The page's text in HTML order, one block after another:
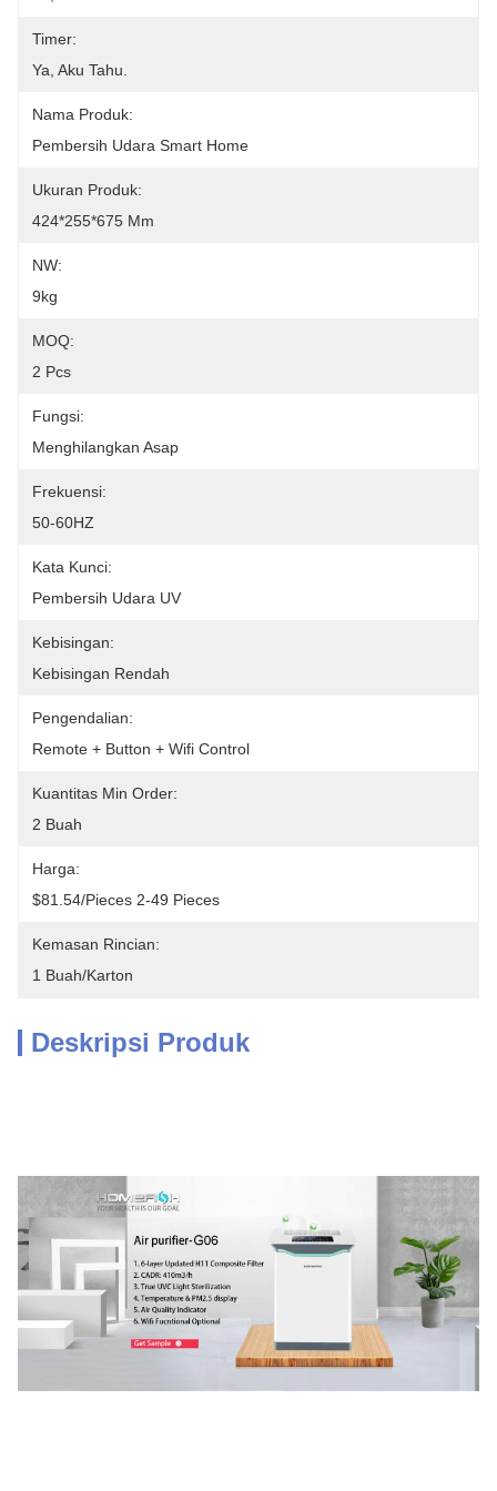
Timer:
Ya, Aku Tahu.
Nama Produk:
Pembersih Udara Smart Home
Ukuran Produk:
424*255*675 Mm
NW:
9kg
MOQ:
2 Pcs
Fungsi:
Menghilangkan Asap
Frekuensi:
50-60HZ
Kata Kunci:
Pembersih Udara UV
Kebisingan:
Kebisingan Rendah
Pengendalian:
Remote + Button + Wifi Control
Kuantitas Min Order:
2 Buah
Harga:
$81.54/pieces 2-49 Pieces
Kemasan Rincian:
1 Buah/karton
Deskripsi Produk